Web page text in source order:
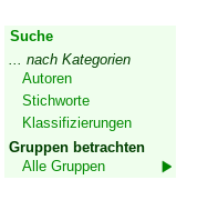
Suche
... nach Kategorien
Autoren
Stichworte
Klassifizierungen
Gruppen betrachten
Alle Gruppen